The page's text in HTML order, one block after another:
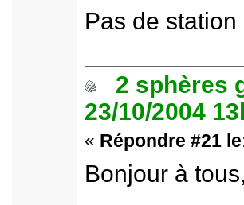
Pas de
2 sphères
23/10/2004
« Répondre #21
Bonjour à tous,